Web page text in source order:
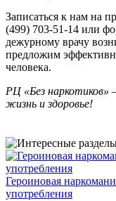
Записаться к нам на
(499) 703-51-14 или
дежурному врачу
предложим
человека.
РЦ «Без
жизнь и здоровье!
Героиновая
употребления